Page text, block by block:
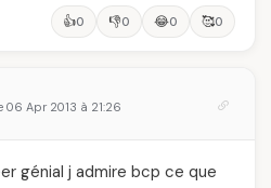
👍0 👎0 😂0 🥰0
06 Apr 2013 à 21:26
génial j admire bcp ce que